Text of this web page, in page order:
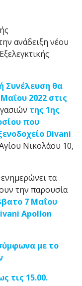
ανάδειξη νέου
Συνέλευση θα
2022 στις
της 1ης
που
Divani
Νικολάου 10,
τα
την παρουσία
7 Μαΐου
Apollon
με το
τις 15.00.